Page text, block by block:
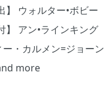
】 ウォルター•ボビー
】 アン•ラインキング
ー・カルメン=ジョーン
more